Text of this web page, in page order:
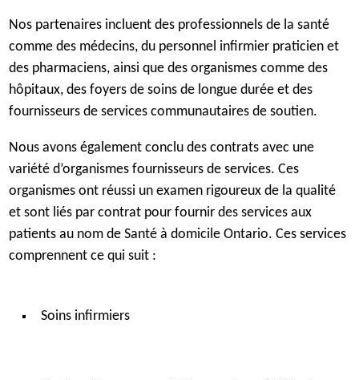
Nos partenaires incluent des professionnels de la santé
comme des médecins, du personnel infirmier praticien et
des pharmaciens, ainsi que des organismes comme des
hôpitaux, des foyers de soins de longue durée et des
fournisseurs de services communautaires de soutien.
Nous avons également conclu des contrats avec une
variété d’organismes fournisseurs de services. Ces
organismes ont réussi un examen rigoureux de la qualité
et sont liés par contrat pour fournir des services aux
patients au nom de Santé à domicile Ontario. Ces services
comprennent ce qui suit :
Soins infirmiers